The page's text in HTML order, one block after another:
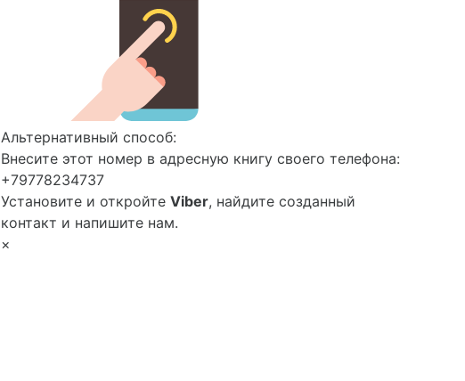
Альтернативный способ:
Внесите этот номер в адресную книгу своего телефона:
+79778234737
Установите и откройте Viber, найдите созданный
контакт и напишите нам.
×